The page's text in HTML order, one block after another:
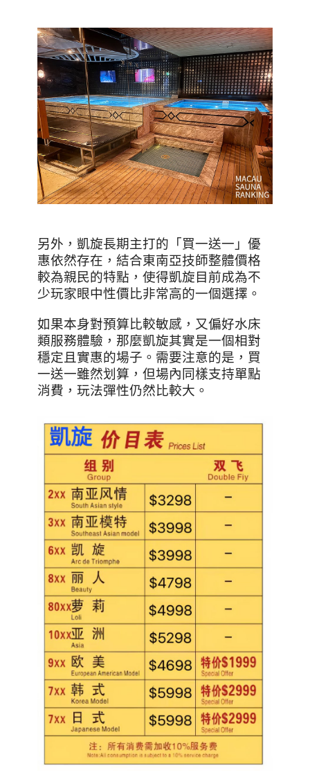
另外，凱旋長期主打的「買一送一」優
惠依然存在，結合東南亞技師整體價格
較為親民的特點，使得凱旋目前成為不
少玩家眼中性價比非常高的一個選擇。
如果本身對預算比較敏感，又偏好水床
類服務體驗，那麼凱旋其實是一個相對
穩定且實惠的場子。需要注意的是，買
一送一雖然划算，但場內同樣支持單點
消費，玩法彈性仍然比較大。